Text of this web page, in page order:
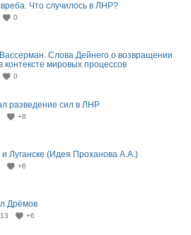
Что случилось в ЛНР?
0
Слова Дейнего о возвращении
контексте мировых процессов
0
разведение сил в ЛНР
+8
Луганске (Идея Проханова А.А.)
+6
Дрёмов
13 +6